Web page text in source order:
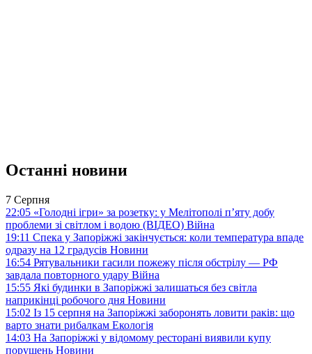
Останні новини
7 Серпня
22:05 «Голодні ігри» за розетку: у Мелітополі п’яту добу
проблеми зі світлом і водою (ВІДЕО) Війна
19:11 Спека у Запоріжжі закінчується: коли температура впаде
одразу на 12 градусів Новини
16:54 Рятувальники гасили пожежу після обстрілу — РФ
завдала повторного удару Війна
15:55 Які будинки в Запоріжжі залишаться без світла
наприкінці робочого дня Новини
15:02 Із 15 серпня на Запоріжжі заборонять ловити раків: що
варто знати рибалкам Екологія
14:03 На Запоріжжі у відомому ресторані виявили купу
порушень Новини